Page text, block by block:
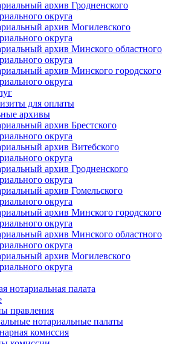
архив Гродненского
округа
архив Могилевского
округа
архив Минского областного
округа
архив Минского городского
округа
для оплаты
архивы
архив Брестского
округа
архив Витебского
округа
архив Гродненского
округа
архив Гомельского
округа
архив Минского городского
округа
архив Минского областного
округа
архив Могилевского
округа
нотариальная палата
правления
нотариальные палаты
комиссия